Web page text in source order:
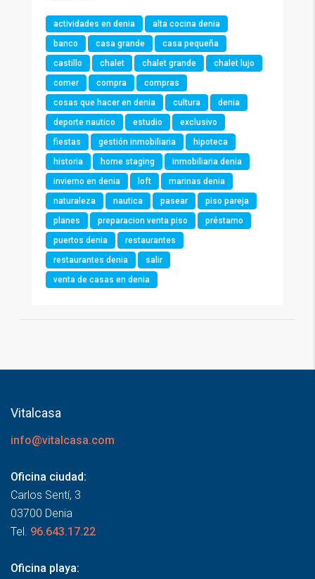
actividades en denia
alta cocina denia
banco
casa grande
casa pequeña
castillo
chalet chalet grande
chalet lujo
comer
compra
compras
cosas que hacer en denia
cultura
denia
deporte nautico
estudio
exclusivo
fiestas
gestión inmobiliaria
hipoteca
historia
home staging
inmobiliaria denia
invierno en denia
loft
marinas denia
naturaleza
nautica pasear
piso pareja
planes
preparacion venta piso
préstamo
puertos denia
restaurantes
restaurantes denia
salir
venta de casas en denia
Vitalcasa
info@vitalcasa.com
Oficina ciudad:
Carlos Sentí, 3
03700 Denia
Tel. 96.643.17.22
Oficina playa: